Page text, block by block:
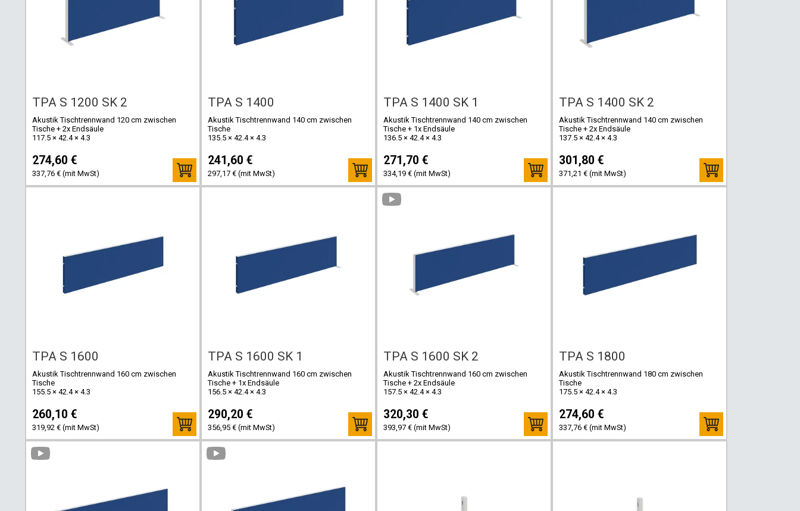
TPA S 1200 SK 2
Akustik Tischtrennwand 120 cm zwischen
Tische + 2x Endsäule
117.5 × 42.4 × 4.3
274,60 €
337,76 € (mit MwSt)
TPA S 1400
Akustik Tischtrennwand 140 cm zwischen
Tische
135.5 × 42.4 × 4.3
241,60 €
297,17 € (mit MwSt)
TPA S 1400 SK 1
Akustik Tischtrennwand 140 cm zwischen
Tische + 1x Endsäule
136.5 × 42.4 × 4.3
271,70 €
334,19 € (mit MwSt)
TPA S 1400 SK 2
Akustik Tischtrennwand 140 cm zwischen
Tische + 2x Endsäule
137.5 × 42.4 × 4.3
301,80 €
371,21 € (mit MwSt)
TPA S 1600
Akustik Tischtrennwand 160 cm zwischen
Tische
155.5 × 42.4 × 4.3
260,10 €
319,92 € (mit MwSt)
TPA S 1600 SK 1
Akustik Tischtrennwand 160 cm zwischen
Tische + 1x Endsäule
156.5 × 42.4 × 4.3
290,20 €
356,95 € (mit MwSt)
TPA S 1600 SK 2
Akustik Tischtrennwand 160 cm zwischen
Tische + 2x Endsäule
157.5 × 42.4 × 4.3
320,30 €
393,97 € (mit MwSt)
TPA S 1800
Akustik Tischtrennwand 180 cm zwischen
Tische
175.5 × 42.4 × 4.3
274,60 €
337,76 € (mit MwSt)